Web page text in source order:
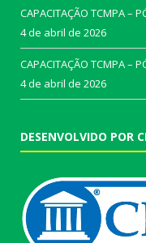
CAPACITAÇÃO TCMPA –
4 de abril de 2026
CAPACITAÇÃO TCMPA –
4 de abril de 2026
DESENVOLVIDO POR